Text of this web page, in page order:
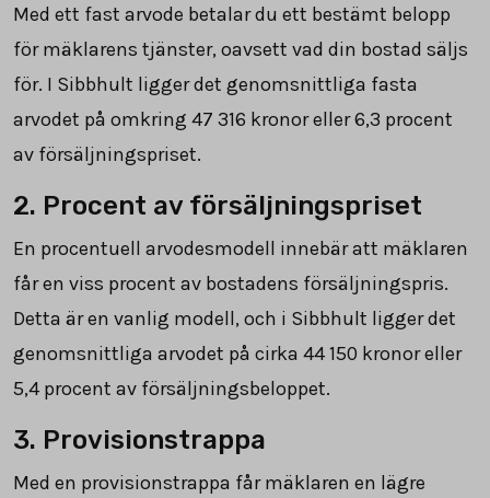
Med ett fast arvode betalar du ett bestämt belopp
för mäklarens tjänster, oavsett vad din bostad säljs
för. I Sibbhult ligger det genomsnittliga fasta
arvodet på omkring 47 316 kronor eller 6,3 procent
av försäljningspriset.
2. Procent av försäljningspriset
En procentuell arvodesmodell innebär att mäklaren
får en viss procent av bostadens försäljningspris.
Detta är en vanlig modell, och i Sibbhult ligger det
genomsnittliga arvodet på cirka 44 150 kronor eller
5,4 procent av försäljningsbeloppet.
3. Provisionstrappa
Med en provisionstrappa får mäklaren en lägre